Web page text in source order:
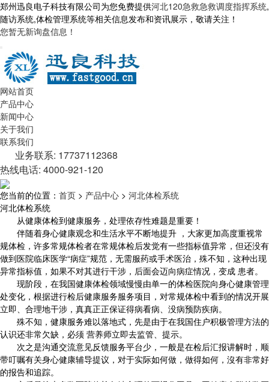
郑州迅良电子科技有限公司为您免费提供河北120急救急救调度指挥系统,
随访系统,体检管理系统等相关信息发布和资讯展示，敬请关注！
您暂无新询盘信息！
网站首页
产品中心
新闻中心
关于我们
联系我们
业务联系: 17737112368
热线电话: 4000-921-120
您当前的位置： 首页 > 产品中心 > 河北体检系统
河北体检系统
从健康体检到健康服务，处理依存性难题是重要！
伴随着身心健康观念和生活水平不断地提升 ，大家更加高度重视常
规体检，许多常规体检者在常规体检后发觉有一些指标值异常，但还没有
做到医院临床医学“病症”规范，无需服药或手术医治，殊不知，这种出现
异常指标值，如果不对其进行干涉，后面会迈向病症情况，变成 患者。
现阶段，在我国健康体检领域慢慢由单一的体检医院向身心健康管理
处变化，根据进行检后健康服务服务项目，对常规体检中看到的情况开展
立即、合理地干涉，真真正正保证得病看病、没病预防疾病。
殊不知，健康服务难以落地式，先是由于在我国住户积极管理方法的
认识还非常欠缺，必须 营养师立即去监管、提示。
次之是沟通交流意见反馈服务平台少，一般是在检后汇报讲解时，顺
带叮嘱有关身心健康辅导提议，对于实际如何做，做得如何，沒有非常好
的报告和追踪。